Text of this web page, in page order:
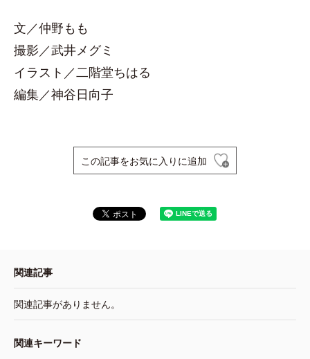
文／仲野もも
撮影／武井メグミ
イラスト／二階堂ちはる
編集／神谷日向子
この記事をお気に入りに追加
関連記事
関連記事がありません。
関連キーワード